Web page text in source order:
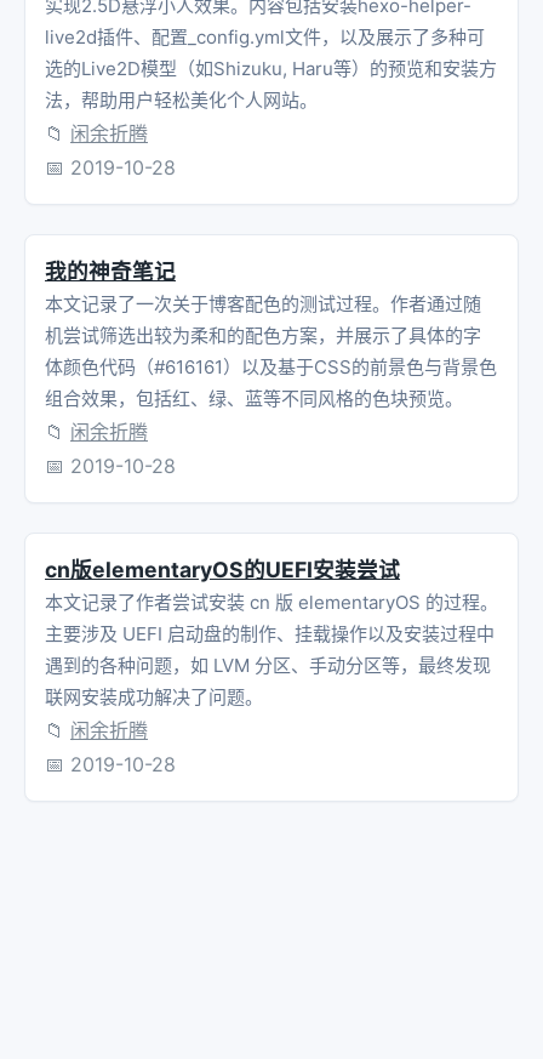
实现2.5D悬浮小人效果。内容包括安装hexo-helper-
live2d插件、配置_config.yml文件，以及展示了多种可
选的Live2D模型（如Shizuku, Haru等）的预览和安装方
法，帮助用户轻松美化个人网站。
📁 闲余折腾
📅 2019-10-28
我的神奇笔记
本文记录了一次关于博客配色的测试过程。作者通过随
机尝试筛选出较为柔和的配色方案，并展示了具体的字
体颜色代码（#616161）以及基于CSS的前景色与背景色
组合效果，包括红、绿、蓝等不同风格的色块预览。
📁 闲余折腾
📅 2019-10-28
cn版elementaryOS的UEFI安装尝试
本文记录了作者尝试安装 cn 版 elementaryOS 的过程。
主要涉及 UEFI 启动盘的制作、挂载操作以及安装过程中
遇到的各种问题，如 LVM 分区、手动分区等，最终发现
联网安装成功解决了问题。
📁 闲余折腾
📅 2019-10-28